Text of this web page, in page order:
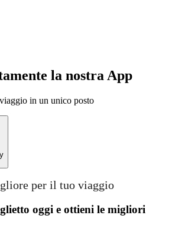
la nostra App
in un unico posto
per il tuo viaggio
oggi e ottieni le migliori